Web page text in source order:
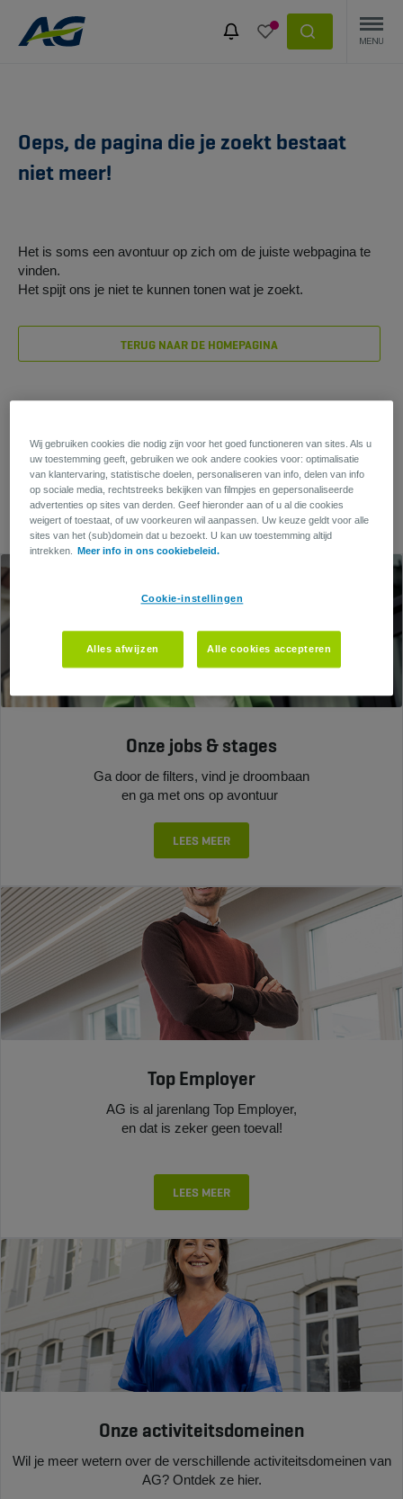
Oeps, de pagina die je zoekt bestaat
niet meer!
Het is soms een avontuur op zich om de juiste webpagina te
vinden.
Het spijt ons je niet te kunnen tonen wat je zoekt.
TERUG NAAR DE HOMEPAGINA
Maar misschien vind je de antwoorden
die je zoekt hier!
Onze jobs & stages
Ga door de filters, vind je droombaan
en ga met ons op avontuur
LEES MEER
Top Employer
AG is al jarenlang Top Employer,
en dat is zeker geen toeval!
LEES MEER
Onze activiteitsdomeinen
Wil je meer wetern over de verschillende activiteitsdomeinen van
AG? Ontdek ze hier.
Wij gebruiken cookies die nodig zijn voor het goed functioneren van sites. Als u
uw toestemming geeft, gebruiken we ook andere cookies voor: optimalisatie
van klantervaring, statistische doelen, personaliseren van info, delen van info
op sociale media, rechtstreeks bekijken van filmpjes en gepersonaliseerde
advertenties op sites van derden. Geef hieronder aan of u al die cookies
weigert of toestaat, of uw voorkeuren wil aanpassen. Uw keuze geldt voor alle
sites van het (sub)domein dat u bezoekt. U kan uw toestemming altijd
intrekken.
Meer info in ons cookiebeleid.
Cookie-instellingen
Alles afwijzen Alle cookies accepteren